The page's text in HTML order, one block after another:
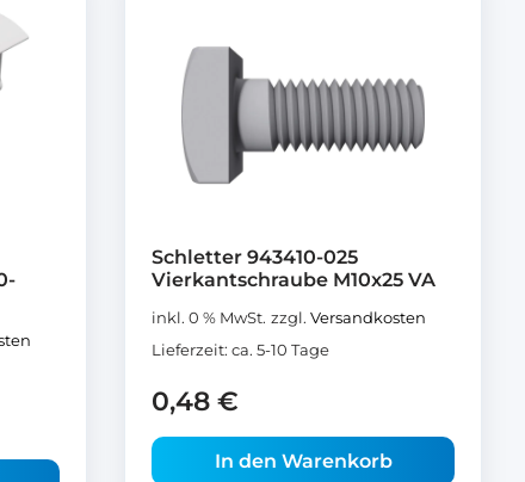
Schletter 943410-025
Vierkantschraube M10x25 VA
inkl. 0 % MwSt. zzgl. Versandkosten
Lieferzeit: ca. 5-10 Tage
0,48 €
In den Warenkorb